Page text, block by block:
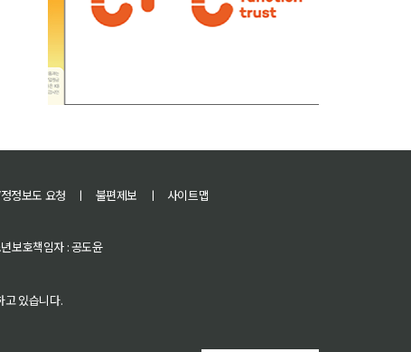
정보도 요청 ㅣ 불편제보 ㅣ
사이트맵
보호책임자 : 공도윤
고 있습니다.